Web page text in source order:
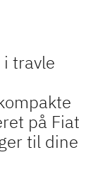
travle
på Fiat
til dine